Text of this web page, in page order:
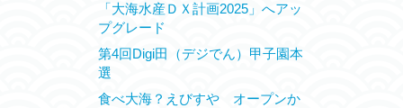
「大海水産ＤＸ計画2025」へアッ
プグレード
第4回Digi田（デジでん）甲子園本
選
食べ大海？えびすや オープンか